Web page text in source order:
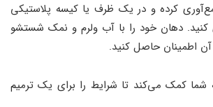
کرده و در یک ظرف یا کیسه پلاستیکی
کنید. دهان خود را با آب ولرم و نمک شستشو
آن اطمینان حاصل کنید.
شما کمک می‌کند تا شرایط را برای یک ترمیم